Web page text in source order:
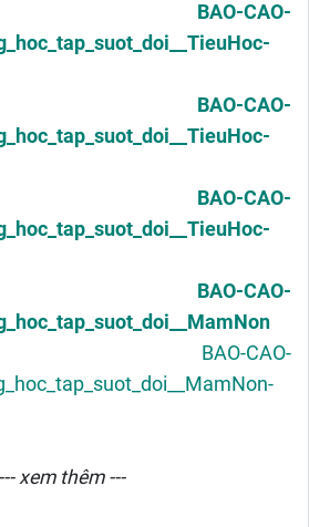
CAO-
CAO-
CAO-
CAO-
CAO-
--- xem thêm ---